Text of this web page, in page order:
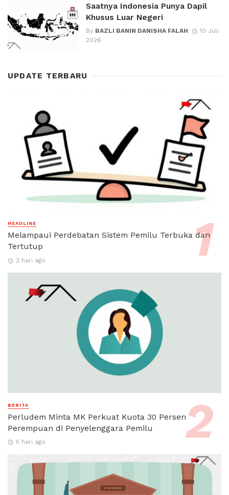
Saatnya Indonesia Punya Dapil
Khusus Luar Negeri
By BAZLI BANIN DANISHA FALAH
10 Juli
2026
UPDATE TERBARU
HEADLINE
Melampaui Perdebatan Sistem Pemilu Terbuka dan
Tertutup
3 hari ago
BERITA
Perludem Minta MK Perkuat Kuota 30 Persen
Perempuan di Penyelenggara Pemilu
5 hari ago